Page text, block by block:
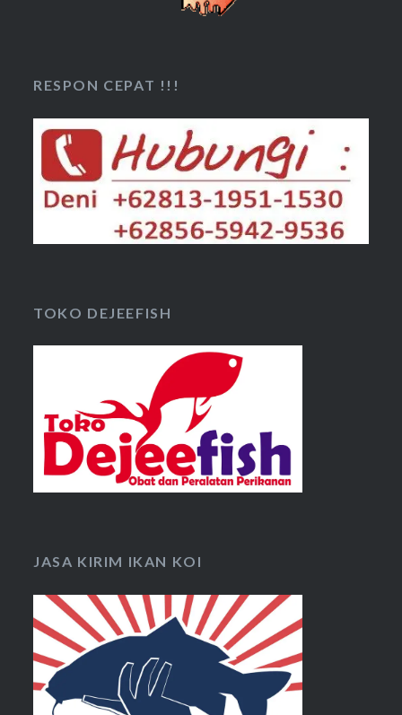
RESPON CEPAT !!!
TOKO DEJEEFISH
JASA KIRIM IKAN KOI